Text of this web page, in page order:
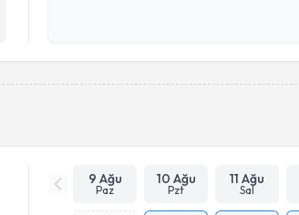
Takvim Talebini Gönder
9 Ağu
Paz
10 Ağu
Pzt
11 Ağu
Sal